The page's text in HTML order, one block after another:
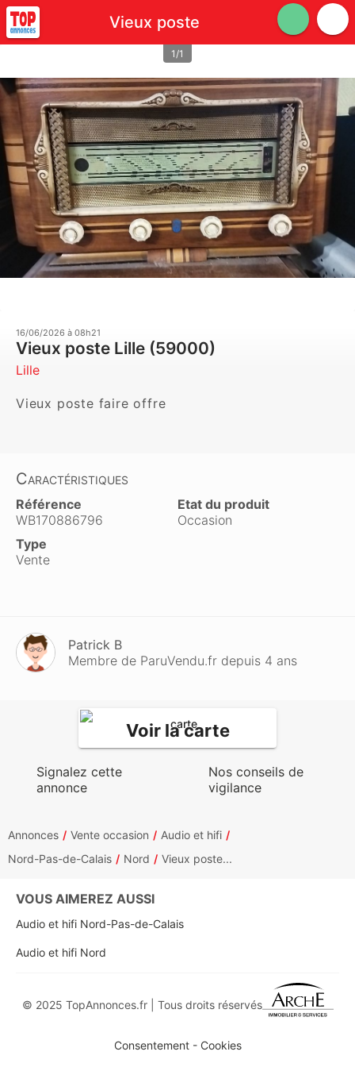
Vieux poste
1/1
16/06/2026 à 08h21
Vieux poste Lille (59000)
Lille
Vieux poste faire offre
Caractéristiques
Référence
WB170886796
Etat du produit
Occasion
Type
Vente
Patrick B
Membre de ParuVendu.fr depuis 4 ans
Voir la carte
Signalez cette
annonce
Nos conseils de
vigilance
Annonces Vente occasion
Audio et hifi
Nord-Pas-de-Calais
Nord Vieux poste...
VOUS AIMEREZ AUSSI
Audio et hifi Nord-Pas-de-Calais
Audio et hifi Nord
© 2025 TopAnnonces.fr | Tous droits réservés
Consentement - Cookies